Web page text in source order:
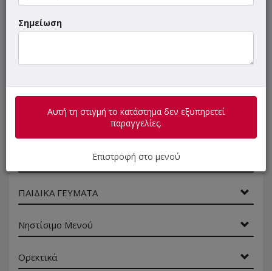
ΜΕΝΟΥ ΠΛΗΡΟΦΟΡΙΕΣ ΑΞΙΟΛΟΓΗΣΕΙΣ
SUPER Προσφορές
ΠΑΙΔΙΚΑ ΓΕΥΜΑΤΑ
Νηστίσιμο Μενού
Ορεκτικά
Σημείωση
Αυτή τη στιγμή το κατάστημα δεν εξυπηρετεί
παραγγελίες.
Επιστροφή στο μενού